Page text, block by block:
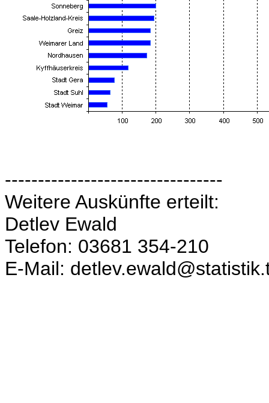
---------------------------------
Weitere Auskünfte erteilt:
Detlev Ewald
Telefon: 03681 354-210
E-Mail: